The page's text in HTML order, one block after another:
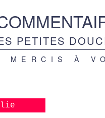
PETITES
MERCIS À